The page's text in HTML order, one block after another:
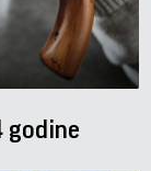
godine